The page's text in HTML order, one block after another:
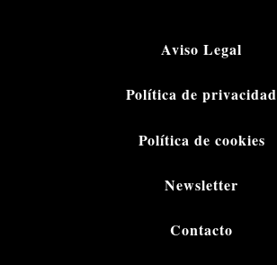
Aviso Legal
Política de privacidad
Política de cookies
Newsletter
Contacto